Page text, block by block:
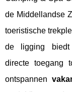
de Middellandse
toeristische
de ligging
directe toegang
ontspannen